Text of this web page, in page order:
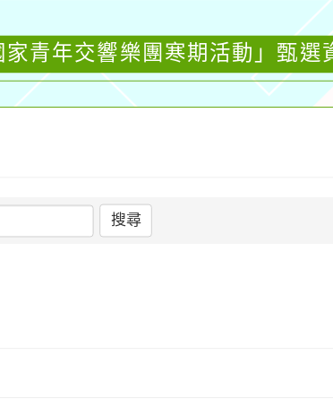
青年交響樂團寒期活動」甄選
搜尋